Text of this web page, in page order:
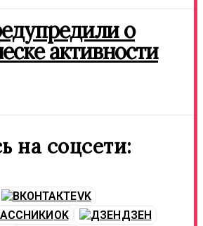
о
активности
на соцсети:
VK
OK
ДЗЕН